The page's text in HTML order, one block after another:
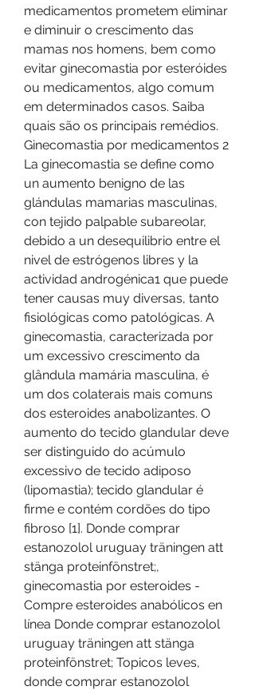
medicamentos prometem eliminar
e diminuir o crescimento das
mamas nos homens, bem como
evitar ginecomastia por esteróides
ou medicamentos, algo comum
em determinados casos. Saiba
quais são os principais remédios.
Ginecomastia por medicamentos 2
La ginecomastia se define como
un aumento benigno de las
glándulas mamarias masculinas,
con tejido palpable subareolar,
debido a un desequilibrio entre el
nivel de estrógenos libres y la
actividad androgénica1 que puede
tener causas muy diversas, tanto
fisiológicas como patológicas. A
ginecomastia, caracterizada por
um excessivo crescimento da
glândula mamária masculina, é
um dos colaterais mais comuns
dos esteroides anabolizantes. O
aumento do tecido glandular deve
ser distinguido do acúmulo
excessivo de tecido adiposo
(lipomastia); tecido glandular é
firme e contém cordões do tipo
fibroso [1]. Donde comprar
estanozolol uruguay träningen att
stänga proteinfönstret;,
ginecomastia por esteroides -
Compre esteroides anabólicos en
línea Donde comprar estanozolol
uruguay träningen att stänga
proteinfönstret; Topicos leves,
donde comprar estanozolol